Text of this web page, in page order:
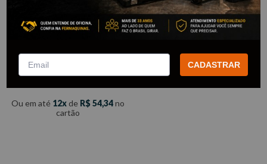
Soprador de Folhas a Bateria -
ZSB18 ZMAX
Por:R$
com5% de descontono PIX
Ou em até 12 de R$ 54,34no
cartão
CADASTRAR